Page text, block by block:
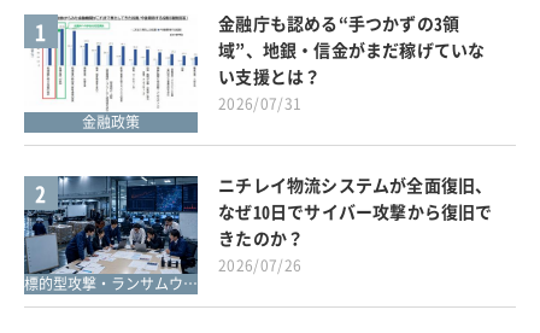
1
金融政策
金融庁も認める“手つかずの3領
域”、地銀・信金がまだ稼げていな
い支援とは？
2026/07/31
2
標的型攻撃・ランサムウェア対策
ニチレイ物流システムが全面復旧、
なぜ10日でサイバー攻撃から復旧で
きたのか？
2026/07/26